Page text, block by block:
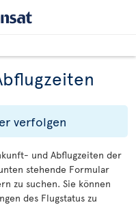
verfolgen
und Abflugzeiten der
stehende Formular
zu suchen. Sie können
des Flugstatus zu